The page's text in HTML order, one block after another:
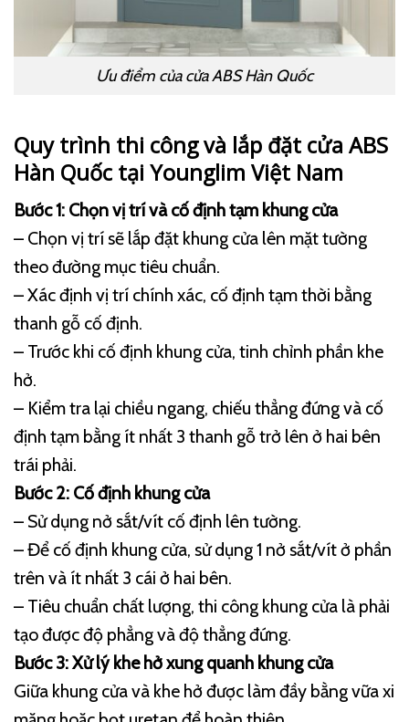
Ưu điểm của cửa ABS Hàn Quốc
Quy trình thi công và lắp đặt cửa ABS
Hàn Quốc tại Younglim Việt Nam
Bước 1: Chọn vị trí và cố định tạm khung cửa
– Chọn vị trí sẽ lắp đặt khung cửa lên mặt tường
theo đường mục tiêu chuẩn.
– Xác định vị trí chính xác, cố định tạm thời bằng
thanh gỗ cố định.
– Trước khi cố định khung cửa, tinh chỉnh phần khe
hở.
– Kiểm tra lại chiều ngang, chiếu thẳng đứng và cố
định tạm bằng ít nhất 3 thanh gỗ trở lên ở hai bên
trái phải.
Bước 2: Cố định khung cửa
– Sử dụng nở sắt/vít cố định lên tường.
– Để cố định khung cửa, sử dụng 1 nở sắt/vít ở phần
trên và ít nhất 3 cái ở hai bên.
– Tiêu chuẩn chất lượng, thi công khung cửa là phải
tạo được độ phẳng và độ thẳng đứng.
Bước 3: Xử lý khe hở xung quanh khung cửa
Giữa khung cửa và khe hở được làm đầy bằng vữa xi